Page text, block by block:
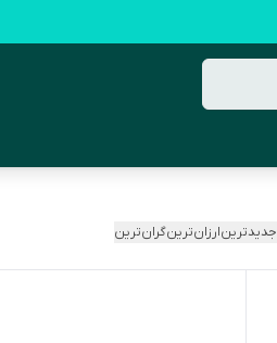
جدیدترینارزان‌ترینگران‌ترین